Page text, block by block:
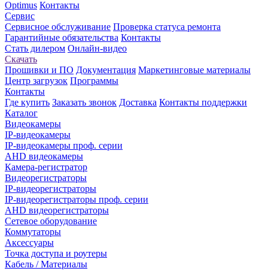
Optimus Контакты
Сервис
Сервисное обслуживание Проверка статуса ремонта
Гарантийные обязательства Контакты
Стать дилером Онлайн-видео
Скачать
Прошивки и ПО Документация Маркетинговые материалы
Центр загрузок Программы
Контакты
Где купить Заказать звонок Доставка Контакты поддержки
Каталог
Видеокамеры
IP-видеокамеры
IP-видеокамеры проф. серии
AHD видеокамеры
Камера-регистратор
Видеорегистраторы
IP-видеорегистраторы
IP-видеорегистраторы проф. серии
AHD видеорегистраторы
Сетевое оборудование
Коммутаторы
Аксессуары
Точка доступа и роутеры
Кабель / Материалы